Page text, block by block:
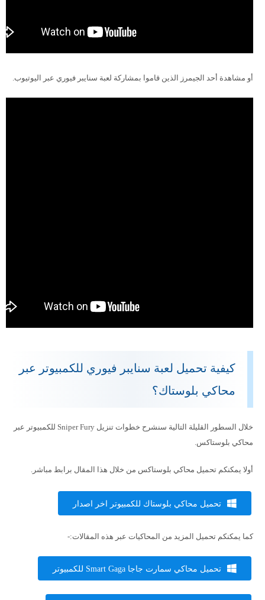
أو مشاهدة أحد الجيمرز الذين قاموا بمشاركة لعبة سنايبر فيوري عبر اليوتيوب.
كيفية تحميل لعبة سنايبر فيوري للكمبيوتر عبر
محاكي بلوستاك؟
خلال السطور القليلة التالية سنشرح خطوات تنزيل Sniper Fury للكمبيوتر عبر
محاكي بلوستاكس.
أولا يمكنكم تحميل محاكي بلوستاكس من خلال هذا المقال برابط مباشر.
تحميل محاكي بلوستاك للكمبيوتر اخر اصدار
كما يمكنكم تحميل المزيد من المحاكيات عبر هذه المقالات:-
تحميل محاكي سمارت جاجا Smart Gaga للكمبيوتر